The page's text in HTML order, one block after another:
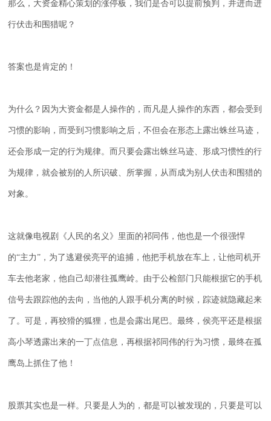
那么，大资金精心策划的涨停板，我们是否可以提前预判，并进而进
行伏击和围猎呢？
答案也是肯定的！
为什么？因为大资金都是人操作的，而凡是人操作的东西，都会受到
习惯的影响，而受到习惯影响之后，不但会在形态上露出蛛丝马迹，
还会形成一定的行为规律。而只要会露出蛛丝马迹、形成习惯性的行
为规律，就会被别的人所识破、所掌握，从而成为别人伏击和围猎的
对象。
这就像电视剧《人民的名义》里面的祁同伟，他也是一个很强悍
的“主力”，为了逃避侯亮平的追捕，他把手机放在车上，让他司机开
车去他老家，他自己却潜往孤鹰岭。由于公检部门只能根据它的手机
信号去跟踪他的去向，当他的人跟手机分离的时候，踪迹就隐藏起来
了。可是，再狡猾的狐狸，也是会露出尾巴。最终，侯亮平还是根据
高小琴透露出来的一丁点信息，再根据祁同伟的行为习惯，最终在孤
鹰岛上抓住了他！
股票其实也是一样。只要是人为的，都是可以被发现的，只要是可以